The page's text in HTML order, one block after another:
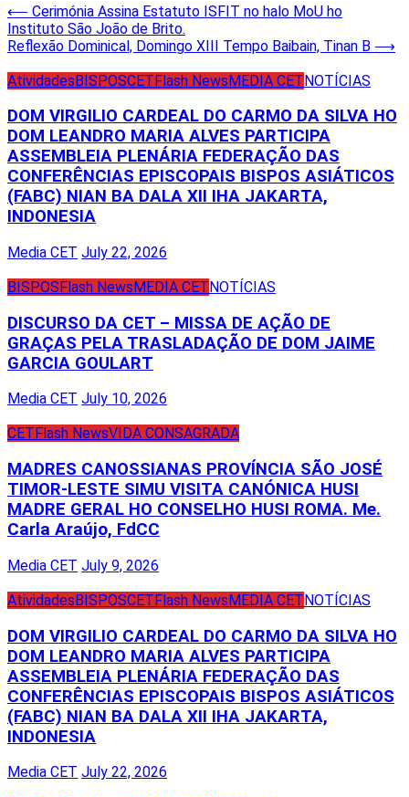
Post
navigation
⟵ Cerimónia Assina Estatuto ISFIT no halo MoU ho
Instituto São João de Brito.
Reflexão Dominical, Domingo XIII Tempo Baibain, Tinan B ⟶
AtividadesBISPOSCETFlash NewsMEDIA CETNOTÍCIAS
DOM VIRGILIO CARDEAL DO CARMO DA SILVA HO
DOM LEANDRO MARIA ALVES PARTICIPA
ASSEMBLEIA PLENÁRIA FEDERAÇÃO DAS
CONFERÊNCIAS EPISCOPAIS BISPOS ASIÁTICOS
(FABC) NIAN BA DALA XII IHA JAKARTA,
INDONESIA
Media CET July 22, 2026
BISPOSFlash NewsMEDIA CETNOTÍCIAS
DISCURSO DA CET – MISSA DE AÇÃO DE
GRAÇAS PELA TRASLADAÇÃO DE DOM JAIME
GARCIA GOULART
Media CET July 10, 2026
CET Flash NewsVIDA CONSAGRADA
MADRES CANOSSIANAS PROVÍNCIA SÃO JOSÉ
TIMOR-LESTE SIMU VISITA CANÓNICA HUSI
MADRE GERAL HO CONSELHO HUSI ROMA. Me.
Carla Araújo, FdCC
Media CET July 9, 2026
AtividadesBISPOSCETFlash NewsMEDIA CETNOTÍCIAS
DOM VIRGILIO CARDEAL DO CARMO DA SILVA HO
DOM LEANDRO MARIA ALVES PARTICIPA
ASSEMBLEIA PLENÁRIA FEDERAÇÃO DAS
CONFERÊNCIAS EPISCOPAIS BISPOS ASIÁTICOS
(FABC) NIAN BA DALA XII IHA JAKARTA,
INDONESIA
Media CET July 22, 2026